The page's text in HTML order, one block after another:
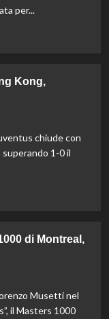
per...
Kong,
chiude con
1-0 il
di Montreal,
Musetti nel
il Masters 1000